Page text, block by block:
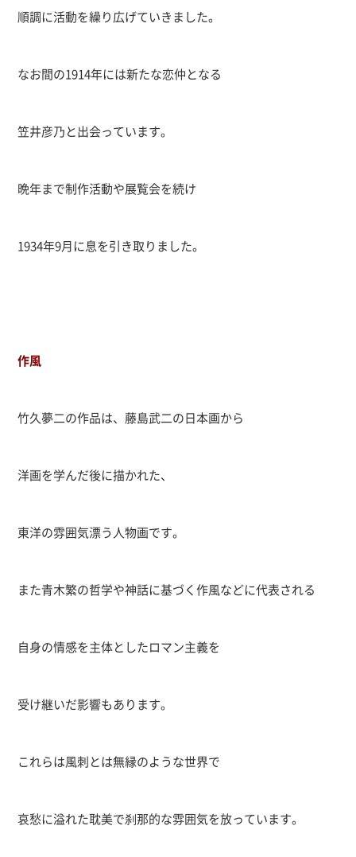
順調に活動を繰り広げていきました。
なお間の1914年には新たな恋仲となる
笠井彦乃と出会っています。
晩年まで制作活動や展覧会を続け
1934年9月に息を引き取りました。
作風
竹久夢二の作品は、藤島武二の日本画から
洋画を学んだ後に描かれた、
東洋の雰囲気漂う人物画です。
また青木繁の哲学や神話に基づく作風などに代表される
自身の情感を主体としたロマン主義を
受け継いだ影響もあります。
これらは風刺とは無縁のような世界で
哀愁に溢れた耽美で刹那的な雰囲気を放っています。